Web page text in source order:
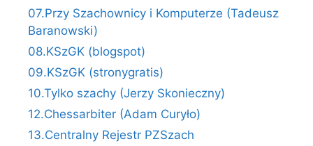
07.Przy Szachownicy i Komputerze (Tadeusz
Baranowski)
08.KSzGK (blogspot)
09.KSzGK (stronygratis)
10.Tylko szachy (Jerzy Skonieczny)
12.Chessarbiter (Adam Curyło)
13.Centralny Rejestr PZSzach